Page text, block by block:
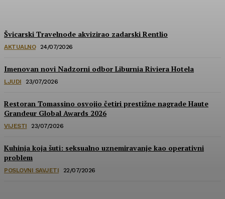
Švicarski Travelnode akvizirao zadarski Rentlio
AKTUALNO 24/07/2026
Imenovan novi Nadzorni odbor Liburnia Riviera Hotela
LJUDI 23/07/2026
Restoran Tomassino osvojio četiri prestižne nagrade Haute
Grandeur Global Awards 2026
VIJESTI 23/07/2026
Kuhinja koja šuti: seksualno uznemiravanje kao operativni
problem
POSLOVNI SAVJETI 22/07/2026